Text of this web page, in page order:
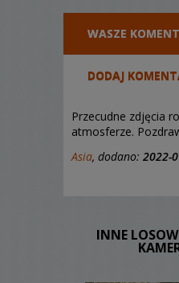
WASZE
DODAJ
Przecudne zdjęcia
atmosferze.
Asia, dodano: 2022-
INNE